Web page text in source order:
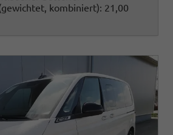
kombiniert): 21,00